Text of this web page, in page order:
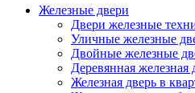
Железные двери
Двери железные
Уличные железные
Двойные железные
Деревянная железная
Железная дверь в